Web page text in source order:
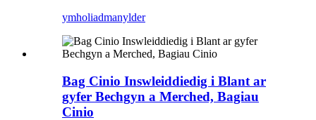
ymholiadmanylder
Bag Cinio Inswleiddiedig i Blant ar
gyfer Bechgyn a Merched, Bagiau
Cinio